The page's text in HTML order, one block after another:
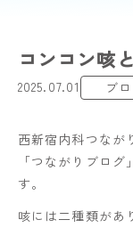
コンコン咳
2025.07.01 ブ
西新宿内科つなが
「つながりブロ
す。
咳には二種類があ